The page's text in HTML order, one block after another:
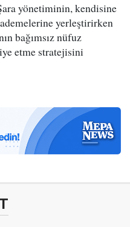
yönetiminin, kendisine
yerleştirirken
bağımsız nüfuz
etme stratejisini